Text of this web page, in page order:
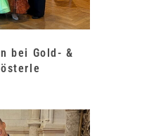
bei Gold- &